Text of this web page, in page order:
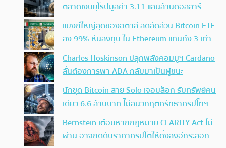
ตลาดเงินยุโรปมูลค่า 3.11 แสนล้านดอลลาร์
แบงก์ใหญ่สุดของอิตาลี ลดสัดส่วน Bitcoin ETF
ลง 99% หันลงทุน ใน Ethereum แทนถึง 3 เท่า
Charles Hoskinson ปลุกพลังคอมมูฯ Cardano
ลั่นต้องการพา ADA กลับมาเป็นผู้ชนะ
นักขุด Bitcoin สาย Solo เจอบล็อก รับทรัพย์คน
เดียว 6.6 ล้านบาท ไม่สนวิกฤตศรัทธาคริปโทฯ
Bernstein เตือนหากกฎหมาย CLARITY Act ไม่
ผ่าน อาจกดดันราคาคริปโตให้ดิ่งลงอีกระลอก